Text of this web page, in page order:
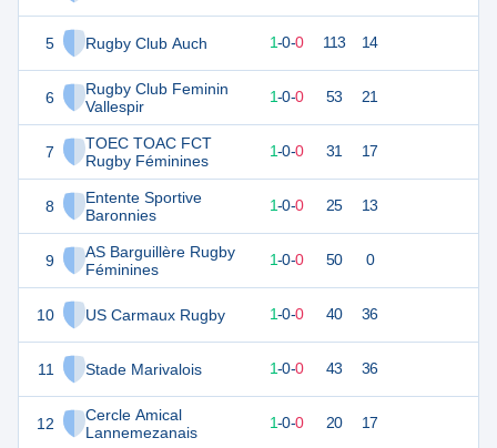
5 Rugby Club Auch
6
Rugby Club Feminin
Vallespir
7
TOEC TOAC FCT
Rugby Féminines
8
Entente Sportive
Baronnies
9
AS Barguillère Rugby
Féminines
10 US Carmaux Rugby
11 Stade Marivalois
12
Cercle Amical
Lannemezanais
5 1-0-0 113 14
5 1-0-0 53 21
5 1-0-0 31 17
5 1-0-0 25 13
5 1-0-0 50 0
4 1-0-0 40 36
4 1-0-0 43 36
1-0-0 20 17